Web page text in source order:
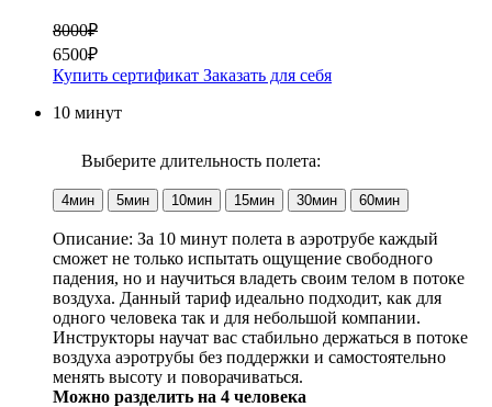
8000₽
6500₽
Купить сертификат Заказать для себя
10 минут
Выберите длительность полета:
4мин 5мин 10мин 15мин 30мин 60мин
Описание: За 10 минут полета в аэротрубе каждый
сможет не только испытать ощущение свободного
падения, но и научиться владеть своим телом в потоке
воздуха. Данный тариф идеально подходит, как для
одного человека так и для небольшой компании.
Инструкторы научат вас стабильно держаться в потоке
воздуха аэротрубы без поддержки и самостоятельно
менять высоту и поворачиваться.
Можно разделить на 4 человека